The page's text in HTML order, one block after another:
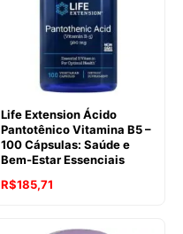
Life Extension Ácido
Pantotênico Vitamina B5 –
100 Cápsulas: Saúde e
Bem-Estar Essenciais
R$185,71